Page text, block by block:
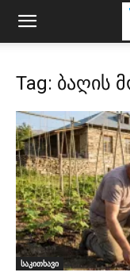
Tag: ბაღის
საკითხავი